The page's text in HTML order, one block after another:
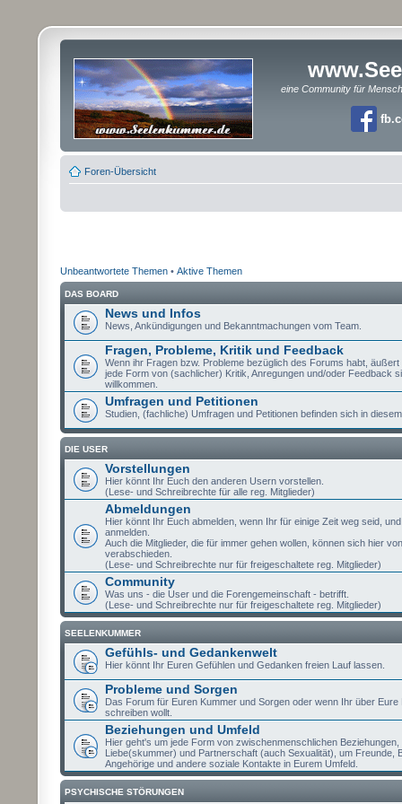
eine Community für
Foren-Übersicht
Unbeantwortete Themen • Aktive Themen
DAS BOARD
News und Infos
News, Ankündigungen und Bekanntmachungen vom Team.
Fragen, Probleme, Kritik und Feedback
Wenn ihr Fragen bzw. Probleme bezüglich des Forums habt, äußert
jede Form von (sachlicher) Kritik, Anregungen und/oder Feedback
willkommen.
Umfragen und Petitionen
Studien, (fachliche) Umfragen und Petitionen befinden sich in
DIE USER
Vorstellungen
Hier könnt Ihr Euch den anderen Usern vorstellen.
(Lese- und Schreibrechte für alle reg. Mitglieder)
Abmeldungen
Hier könnt Ihr Euch abmelden, wenn Ihr für einige Zeit weg seid,
anmelden.
Auch die Mitglieder, die für immer gehen wollen, können sich hier
verabschieden.
(Lese- und Schreibrechte nur für freigeschaltete reg. Mitglieder)
Community
Was uns - die User und die Forengemeinschaft - betrifft.
(Lese- und Schreibrechte nur für freigeschaltete reg. Mitglieder)
SEELENKUMMER
Gefühls- und Gedankenwelt
Hier könnt Ihr Euren Gefühlen und Gedanken freien Lauf lassen.
Probleme und Sorgen
Das Forum für Euren Kummer und Sorgen oder wenn Ihr über Eure
schreiben wollt.
Beziehungen und Umfeld
Hier geht's um jede Form von zwischenmenschlichen Beziehungen,
Liebe(skummer) und Partnerschaft (auch Sexualität), um Freunde,
Angehörige und andere soziale Kontakte in Eurem Umfeld.
PSYCHISCHE STÖRUNGEN